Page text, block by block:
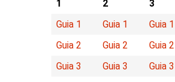
1
2
3
Guia 1
Guia 1 Guia 1
Guia 2
Guia 2 Guia 2
Guia 3
Guia 3 Guia 3